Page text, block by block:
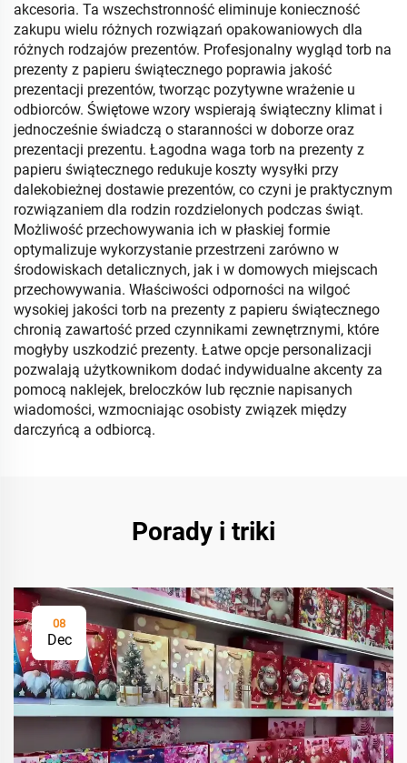
akcesoria. Ta wszechstronność eliminuje konieczność
zakupu wielu różnych rozwiązań opakowaniowych dla
różnych rodzajów prezentów. Profesjonalny wygląd torb na
prezenty z papieru świątecznego poprawia jakość
prezentacji prezentów, tworząc pozytywne wrażenie u
odbiorców. Świętowe wzory wspierają świąteczny klimat i
jednocześnie świadczą o staranności w doborze oraz
prezentacji prezentu. Łagodna waga torb na prezenty z
papieru świątecznego redukuje koszty wysyłki przy
dalekobieżnej dostawie prezentów, co czyni je praktycznym
rozwiązaniem dla rodzin rozdzielonych podczas świąt.
Możliwość przechowywania ich w płaskiej formie
optymalizuje wykorzystanie przestrzeni zarówno w
środowiskach detalicznych, jak i w domowych miejscach
przechowywania. Właściwości odporności na wilgoć
wysokiej jakości torb na prezenty z papieru świątecznego
chronią zawartość przed czynnikami zewnętrznymi, które
mogłyby uszkodzić prezenty. Łatwe opcje personalizacji
pozwalają użytkownikom dodać indywidualne akcenty za
pomocą naklejek, breloczków lub ręcznie napisanych
wiadomości, wzmocniając osobisty związek między
darczyńcą a odbiorcą.
Porady i triki
08
Dec